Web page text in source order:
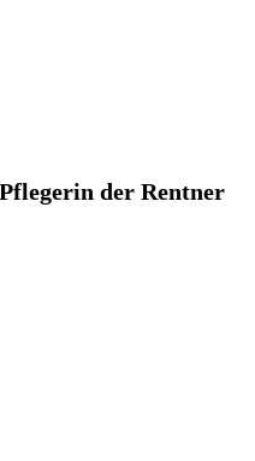
der Rentner